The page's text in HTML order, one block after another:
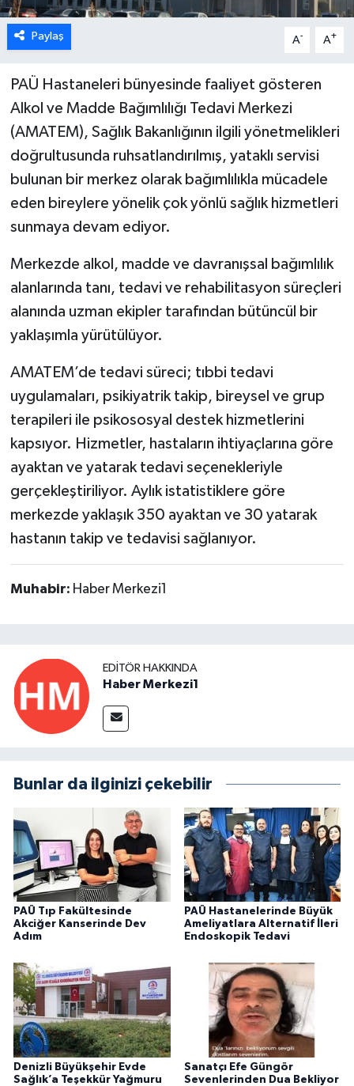
Paylaş A- A+
PAÜ Hastaneleri bünyesinde faaliyet gösteren
Alkol ve Madde Bağımlılığı Tedavi Merkezi
(AMATEM), Sağlık Bakanlığının ilgili yönetmelikleri
doğrultusunda ruhsatlandırılmış, yataklı servisi
bulunan bir merkez olarak bağımlılıkla mücadele
eden bireylere yönelik çok yönlü sağlık hizmetleri
sunmaya devam ediyor.
Merkezde alkol, madde ve davranışsal bağımlılık
alanlarında tanı, tedavi ve rehabilitasyon süreçleri
alanında uzman ekipler tarafından bütüncül bir
yaklaşımla yürütülüyor.
AMATEM’de tedavi süreci; tıbbi tedavi
uygulamaları, psikiyatrik takip, bireysel ve grup
terapileri ile psikososyal destek hizmetlerini
kapsıyor. Hizmetler, hastaların ihtiyaçlarına göre
ayaktan ve yatarak tedavi seçenekleriyle
gerçekleştiriliyor. Aylık istatistiklere göre
merkezde yaklaşık 350 ayaktan ve 30 yatarak
hastanın takip ve tedavisi sağlanıyor.
Muhabir: Haber Merkezi1
EDITÖR HAKKINDA
Haber Merkezi1
Bunlar da ilginizi çekebilir
PAÜ Tıp Fakültesinde
Akciğer Kanserinde Dev
Adım
PAÜ Hastanelerinde Büyük
Ameliyatlara Alternatif İleri
Endoskopik Tedavi
Denizli Büyükşehir Evde
Sağlık’a Teşekkür Yağmuru
Sanatçı Efe Güngör
Sevenlerinden Dua Bekliyor